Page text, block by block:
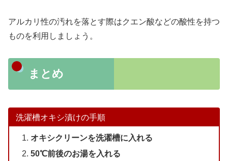
アルカリ性の汚れを落とす際はクエン酸などの酸性を持つ
ものを利用しましょう。
まとめ
洗濯槽オキシ漬けの手順
オキシクリーンを洗濯槽に入れる
50℃前後のお湯を入れる